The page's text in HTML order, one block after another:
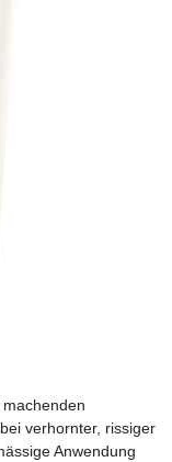
verhornter, rissiger
Anwendung